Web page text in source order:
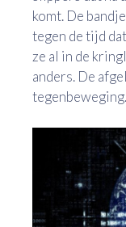
komt. De
tegen de tijd
ze al in de
anders. De
tegenbeweging.